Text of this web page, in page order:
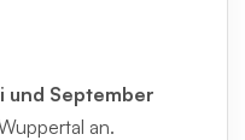
und September
an.